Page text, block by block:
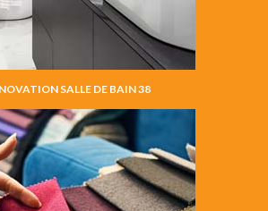
SALLE DE BAIN 38